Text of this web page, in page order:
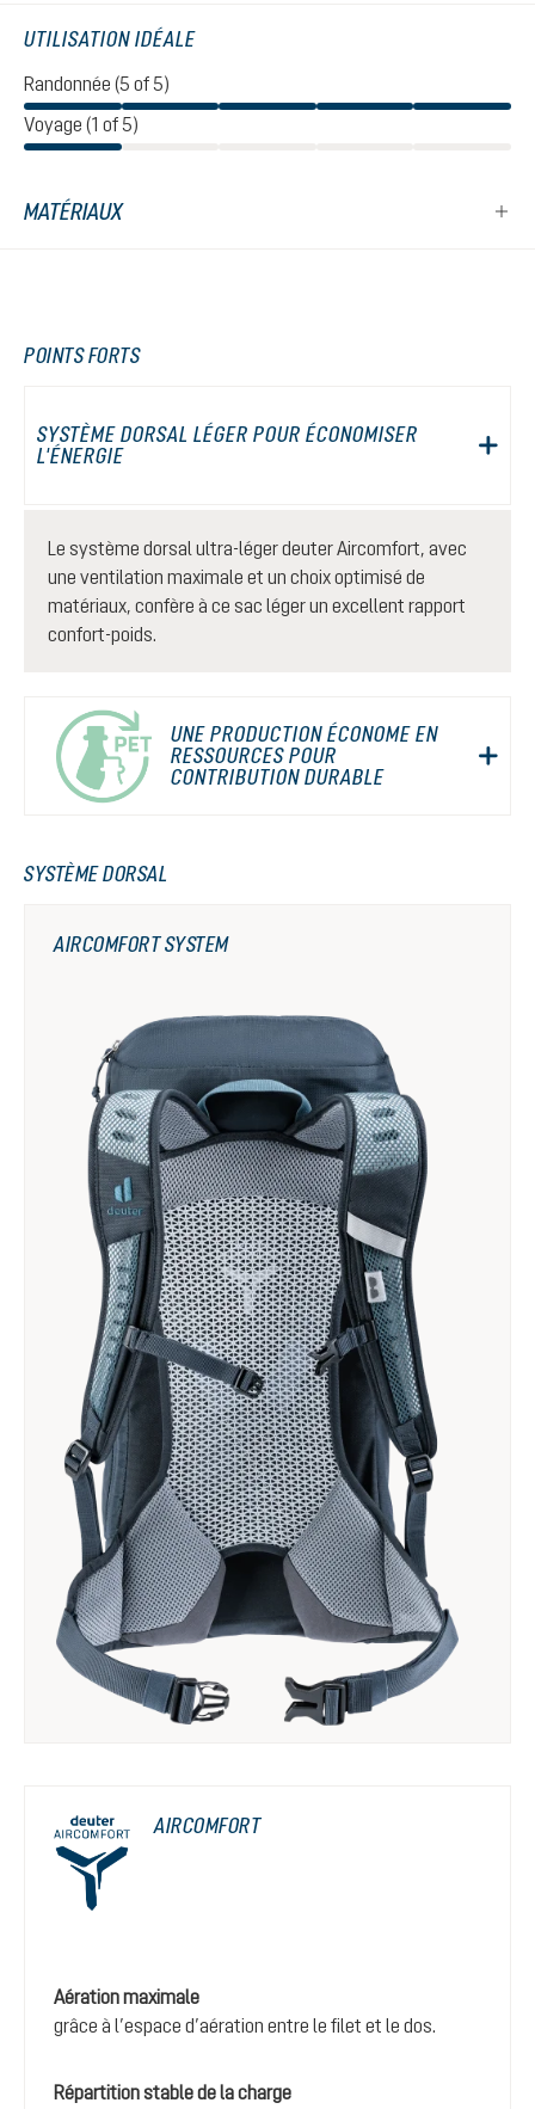
UTILISATION IDÉALE
Randonnée (5 of 5)
Voyage (1 of 5)
MATÉRIAUX
POINTS FORTS
SYSTÈME DORSAL LÉGER POUR ÉCONOMISER
L'ÉNERGIE
Le système dorsal ultra-léger deuter Aircomfort, avec
une ventilation maximale et un choix optimisé de
matériaux, confère à ce sac léger un excellent rapport
confort-poids.
UNE PRODUCTION ÉCONOME EN
RESSOURCES POUR
CONTRIBUTION DURABLE
SYSTÈME DORSAL
AIRCOMFORT
Aération maximale
grâce à l’espace d’aération entre le filet et le dos.
Répartition stable de la charge
AIRCOMFORT SYSTEM